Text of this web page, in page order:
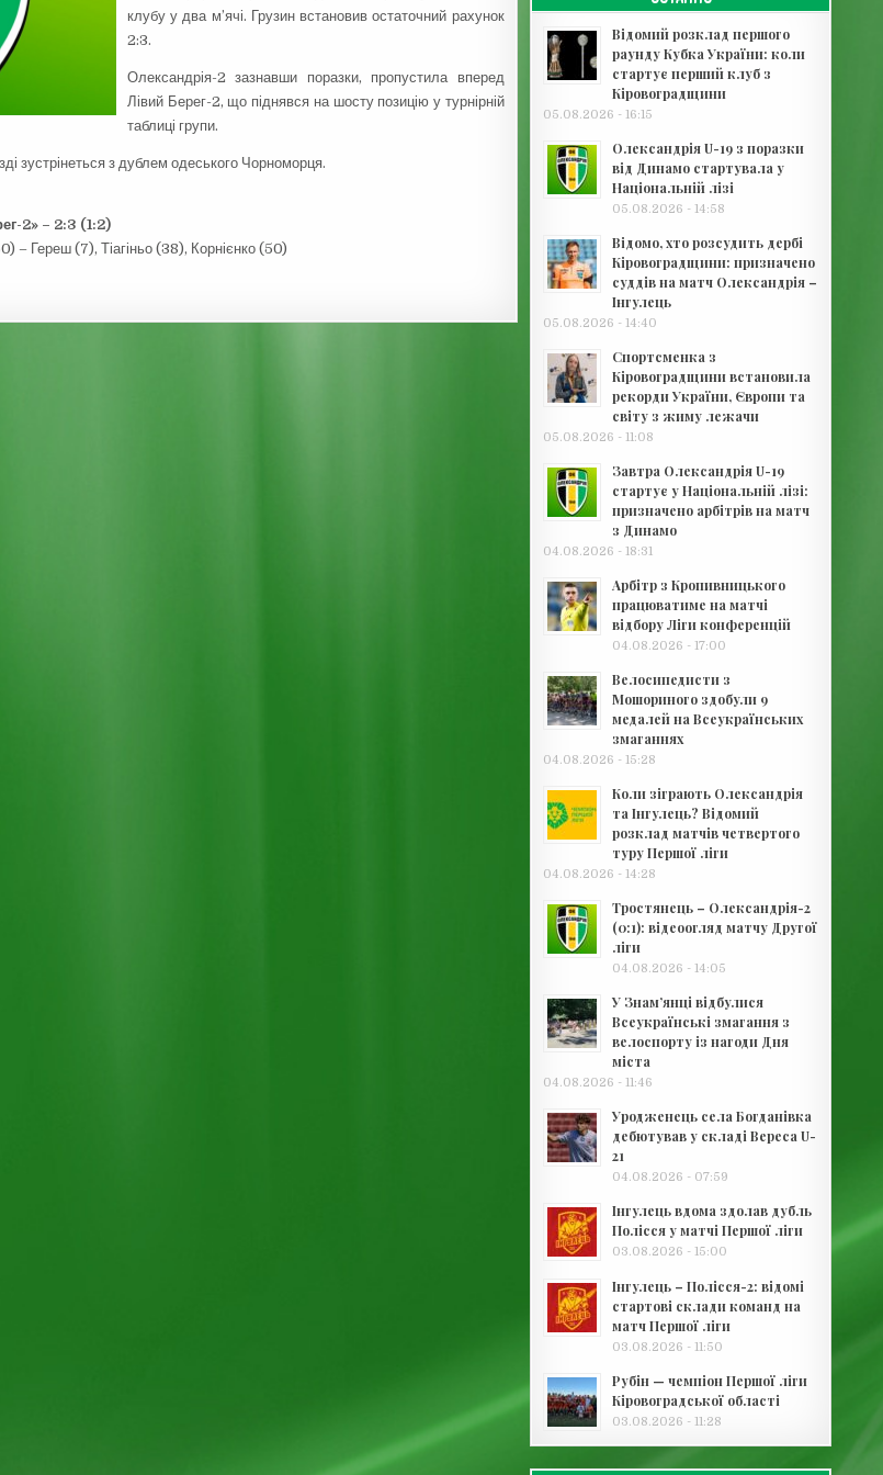
клубу у два м’ячі. Грузин встановив остаточний рахунок
2:3.
Олександрія-2 зазнавши поразки, пропустила вперед
Лівий Берег-2, що піднявся на шосту позицію у турнірній
таблиці групи.
зустрінеться з дублем одеського Чорноморця.
2» – 2:3 (1:2)
– Гереш (7), Тіагіньо (38), Корнієнко (50)
Відомий розклад першого
раунду Кубка України: коли
стартує перший клуб з
Кіровоградщини
05.08.2026 - 16:15
Олександрія U-19 з поразки
від Динамо стартувала у
Національній лізі
05.08.2026 - 14:58
Відомо, хто розсудить дербі
Кіровоградщини: призначено
суддів на матч Олександрія –
Інгулець
05.08.2026 - 14:40
Спортсменка з
Кіровоградщини встановила
рекорди України, Європи та
світу з жиму лежачи
05.08.2026 - 11:08
Завтра Олександрія U-19
стартує у Національній лізі:
призначено арбітрів на матч
з Динамо
04.08.2026 - 18:31
Арбітр з Кропивницького
працюватиме на матчі
відбору Ліги конференцій
04.08.2026 - 17:00
Велосипедисти з
Мошориного здобули 9
медалей на Всеукраїнських
змаганнях
04.08.2026 - 15:28
Коли зіграють Олександрія
та Інгулець? Відомий
розклад матчів четвертого
туру Першої ліги
04.08.2026 - 14:28
Тростянець – Олександрія-2
(0:1): відеоогляд матчу Другої
ліги
04.08.2026 - 14:05
У Знам’янці відбулися
Всеукраїнські змагання з
велоспорту із нагоди Дня
міста
04.08.2026 - 11:46
Уродженець села Богданівка
дебютував у складі Вереса U-
21
04.08.2026 - 07:59
Інгулець вдома здолав дубль
Полісся у матчі Першої ліги
03.08.2026 - 15:00
Інгулець – Полісся-2: відомі
стартові склади команд на
матч Першої ліги
03.08.2026 - 11:50
Рубін — чемпіон Першої ліги
Кіровоградської області
03.08.2026 - 11:28